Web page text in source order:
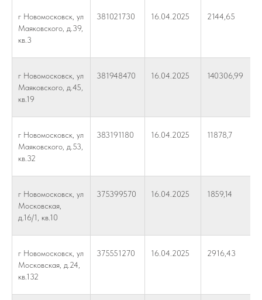
г Новомосковск, ул
Маяковского, д.39,
кв.3
381021730 16.04.2025 2144,65
г Новомосковск, ул
Маяковского, д.45,
кв.19
381948470 16.04.2025 140306,99
г Новомосковск, ул
Маяковского, д.53,
кв.32
383191180 16.04.2025 11878,7
г Новомосковск, ул
Московская,
д.16/1, кв.10
375399570 16.04.2025 1859,14
г Новомосковск, ул
Московская, д.24,
кв.132
375551270 16.04.2025 2916,43